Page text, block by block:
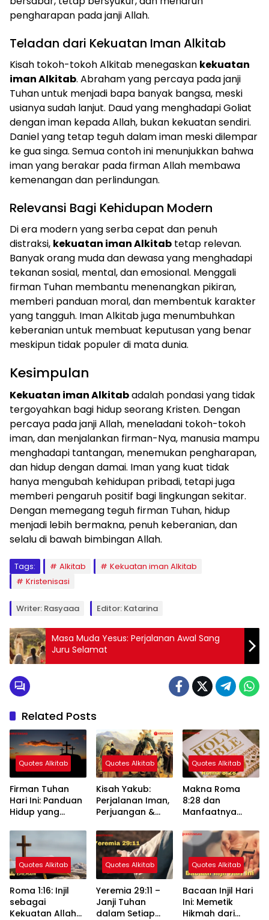
pengharapan pada janji Allah.
Teladan dari Kekuatan Iman Alkitab
Kisah tokoh-tokoh Alkitab menegaskan kekuatan
iman Alkitab. Abraham yang percaya pada janji
Tuhan untuk menjadi bapa banyak bangsa, meski
usianya sudah lanjut. Daud yang menghadapi Goliat
dengan iman kepada Allah, bukan kekuatan sendiri.
Daniel yang tetap teguh dalam iman meski dilempar
ke gua singa. Semua contoh ini menunjukkan bahwa
iman yang berakar pada firman Allah membawa
kemenangan dan perlindungan.
Relevansi Bagi Kehidupan Modern
Di era modern yang serba cepat dan penuh
distraksi, kekuatan iman Alkitab tetap relevan.
Banyak orang muda dan dewasa yang menghadapi
tekanan sosial, mental, dan emosional. Menggali
firman Tuhan membantu menenangkan pikiran,
memberi panduan moral, dan membentuk karakter
yang tangguh. Iman Alkitab juga menumbuhkan
keberanian untuk membuat keputusan yang benar
meskipun tidak populer di mata dunia.
Kesimpulan
Kekuatan iman Alkitabadalah pondasi yang tidak
tergoyahkan bagi hidup seorang Kristen. Dengan
percaya pada janji Allah, meneladani tokoh-tokoh
iman, dan menjalankan firman-Nya, manusia mampu
menghadapi tantangan, menemukan pengharapan,
dan hidup dengan damai. Iman yang kuat tidak
hanya mengubah kehidupan pribadi, tetapi juga
memberi pengaruh positif bagi lingkungan sekitar.
Dengan memegang teguh firman Tuhan, hidup
menjadi lebih bermakna, penuh keberanian, dan
selalu di bawah bimbingan Allah.
Tags: Alkitab
Kekuatan iman Alkitab
Kristenisasi
Writer: Rasyaaa Editor: Katarina
Masa Muda Yesus: Perjalanan Awal Sang
Juru Selamat
Related Posts
Quotes Alkitab
Firman Tuhan
Hari Ini: Panduan
Hidup yang
Quotes Alkitab
Kisah Yakub:
Perjalanan Iman,
Perjuangan &
Quotes Alkitab
Makna Roma
8:28 dan
Manfaatnya
Quotes Alkitab
Roma 1:16: Injil
sebagai
Kekuatan Allah
Quotes Alkitab
Yeremia 29:11 –
Janji Tuhan
dalam Setiap
Quotes Alkitab
Bacaan Injil Hari
Ini: Memetik
Hikmah dari